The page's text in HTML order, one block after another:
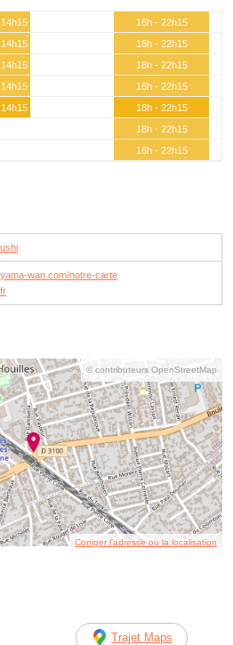
18h - 22h15
18h - 22h15
18h - 22h15
18h - 22h15
18h - 22h15
18h - 22h15
18h - 22h15
wan.com/notre-carte
© contributeurs OpenStreetMap
Corriger l’adresse ou la localisation
Trajet Maps